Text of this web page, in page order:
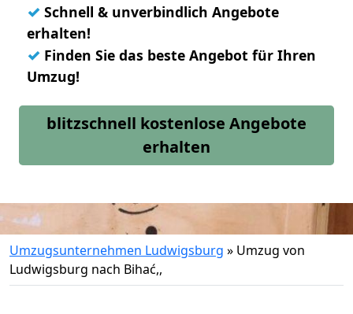
✓ Schnell & unverbindlich Angebote
erhalten!
✓ Finden Sie das beste Angebot für Ihren
Umzug!
blitzschnell kostenlose Angebote
erhalten
Umzugsunternehmen Ludwigsburg » Umzug von
Ludwigsburg nach Bihać,,